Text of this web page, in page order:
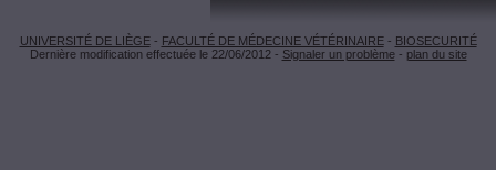
UNIVERSITÉ DE LIÈGE- FACULTÉ DE MÉDECINE VÉTÉRINAIRE- BIOSECURITÉ
Dernière modification effectuée le 22/06/2012 - Signaler un problème- plan du site